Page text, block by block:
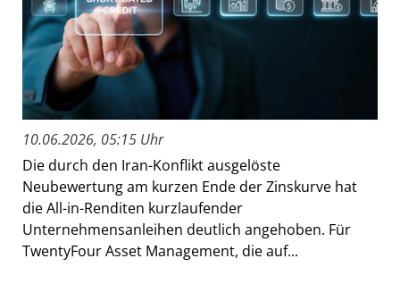
10.06.2026, 05:15 Uhr
Die durch den Iran-Konflikt ausgelöste
Neubewertung am kurzen Ende der Zinskurve hat
die All-in-Renditen kurzlaufender
Unternehmensanleihen deutlich angehoben. Für
TwentyFour Asset Management, die auf...